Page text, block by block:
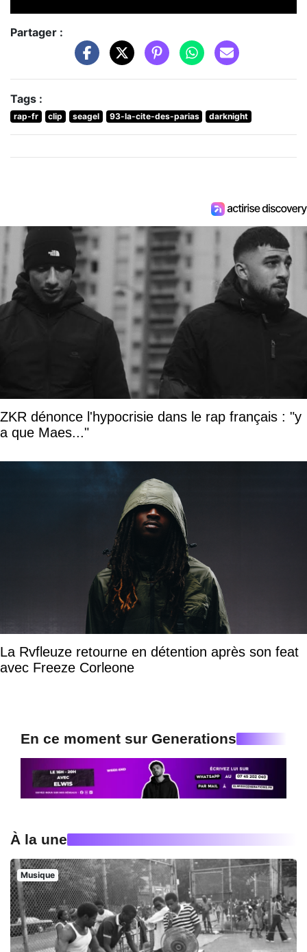
Partager :
Tags :
rap-fr clip seagel 93-la-cite-des-parias darknight
ZKR dénonce l'hypocrisie dans le rap français : "y
a que Maes..."
La Rvfleuze retourne en détention après son feat
avec Freeze Corleone
En ce moment sur Generations
À la une
Musique